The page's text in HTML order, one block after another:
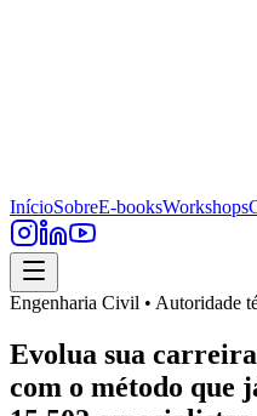
InícioSobreE-booksWorkshops
Engenharia Civil • Autoridade
Evolua sua
com o método que